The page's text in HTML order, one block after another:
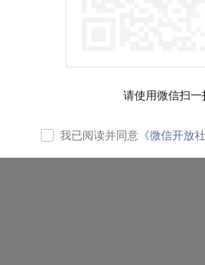
请使用微信扫一
我已阅读并同意 《微信开放